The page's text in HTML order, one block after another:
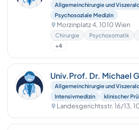
Allgemeinchirurgie und
Psychosoziale Medizin
Morzinplatz 4, 1010 Wien
Chirurgie Psychosomatik
+4
Univ.Prof. Dr. Michael
Allgemeinchirurgie und
Intensivmedizin
klinischer
Landesgerichtsstr. 16/13,